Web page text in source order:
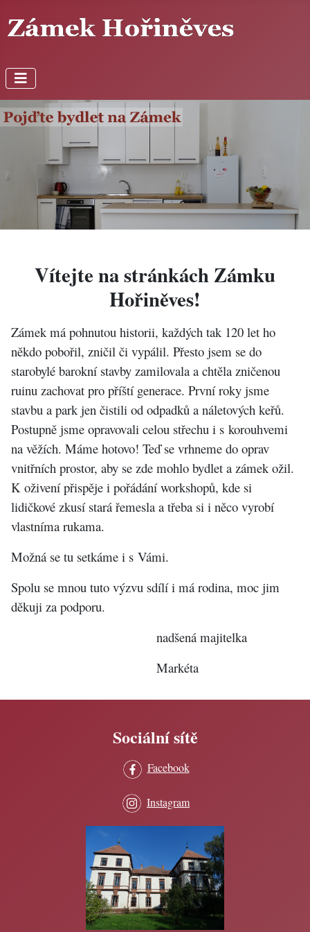
Vítejte na stránkách Zámku
Hořiněves!
Zámek má pohnutou historii, každých tak 120 let ho
někdo pobořil, zničil či vypálil. Přesto jsem se do
starobylé barokní stavby zamilovala a chtěla zničenou
ruinu zachovat pro příští generace. První roky jsme
stavbu a park jen čistili od odpadků a náletových keřů.
Postupně jsme opravovali celou střechu i s korouhvemi
na věžích. Máme hotovo! Teď se vrhneme do oprav
vnitřních prostor, aby se zde mohlo bydlet a zámek ožil.
K oživení přispěje i pořádání workshopů, kde si
lidičkové zkusí stará řemesla a třeba si i něco vyrobí
vlastníma rukama.
Možná se tu setkáme i s Vámi.
Spolu se mnou tuto výzvu sdílí i má rodina, moc jim
děkuji za podporu.
nadšená majitelka
Markéta
Sociální sítě
Facebook
Instagram